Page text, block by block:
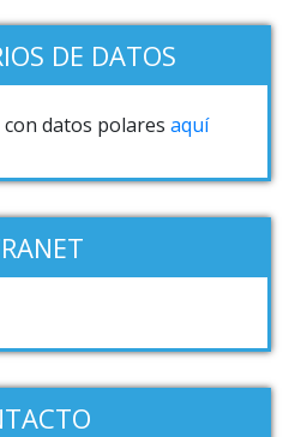
DE DATOS
datos polares aquí